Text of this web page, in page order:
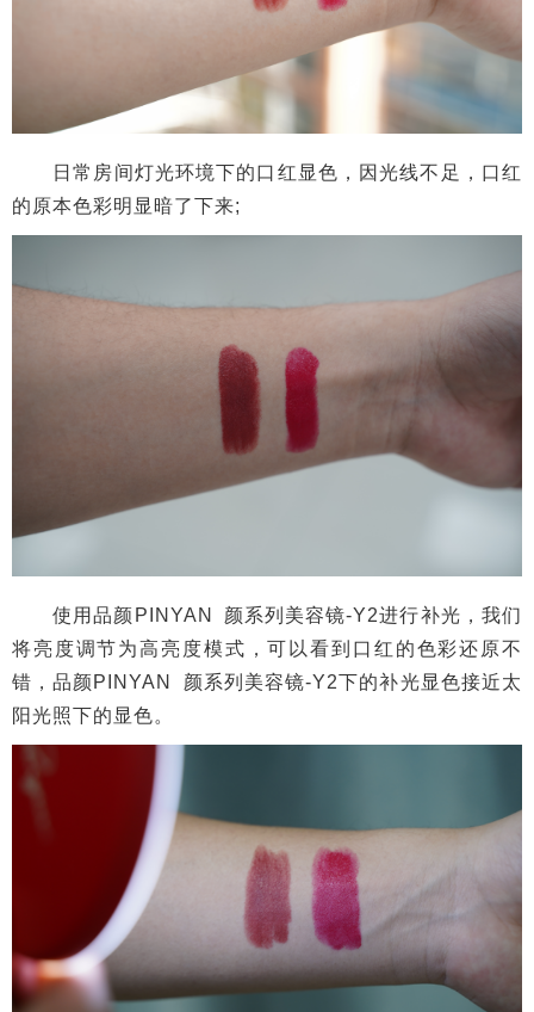
使用品颜PINYAN 颜系列美容镜-Y2进行补光，我们
将亮度调节为高亮度模式，可以看到口红的色彩还原不
错，品颜PINYAN 颜系列美容镜-Y2下的补光显色接近太
在充电测试中，我们打开品颜PINYAN 颜系列美容
镜-Y2的无线充电功能，将电量显示为15%的手机放在美
容镜上(满电状态)，测得在30分钟后能够为手机充至34%
电量，充电效率约为63%;